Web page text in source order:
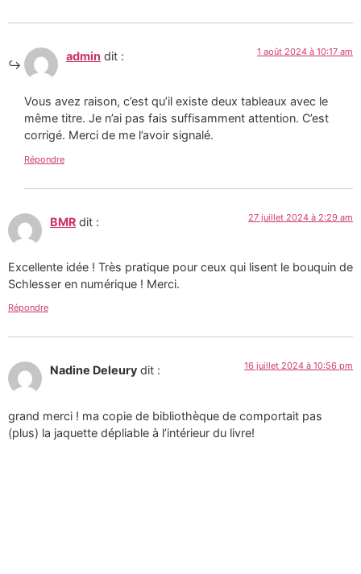
admin dit : 1 août 2024 à 10:17 am
Vous avez raison, c’est qu’il existe deux tableaux avec le
même titre. Je n’ai pas fais suffisamment attention. C’est
corrigé. Merci de me l’avoir signalé.
Répondre
BMR dit : 27 juillet 2024 à 2:29 am
Excellente idée ! Très pratique pour ceux qui lisent le bouquin de
Schlesser en numérique ! Merci.
Répondre
Nadine Deleury dit : 16 juillet 2024 à 10:56 pm
grand merci ! ma copie de bibliothèque de comportait pas
(plus) la jaquette dépliable à l’intérieur du livre!